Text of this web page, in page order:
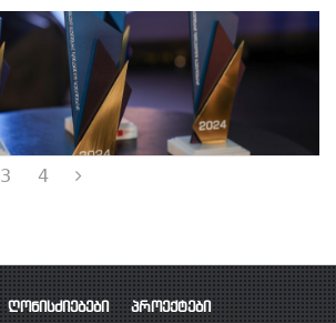
3 4
ღონისძიებები პროექტები